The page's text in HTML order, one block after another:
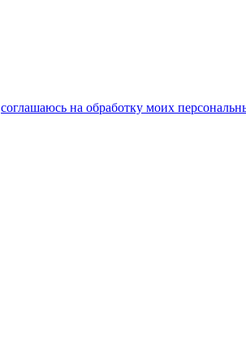
соглашаюсь на обработку моих